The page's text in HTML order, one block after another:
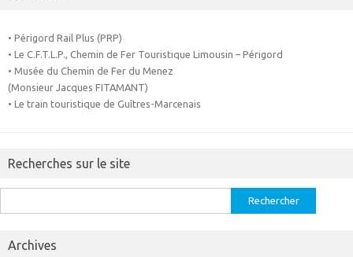
• Périgord Rail Plus (PRP)
• Le C.F.T.L.P., Chemin de Fer Touristique Limousin – Périgord
• Musée du Chemin de Fer du Menez
(Monsieur Jacques FITAMANT)
• Le train touristique de Guîtres-Marcenais
Recherches sur le site
Archives